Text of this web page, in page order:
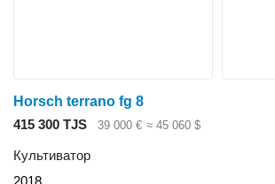
Horsch terrano fg 8
415 300 TJS
39 000 € ≈ 45 060 $
Культиватор
2018